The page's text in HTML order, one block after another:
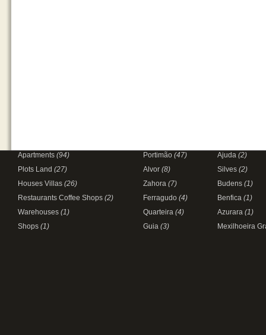
Apartments (94)
Plots Land (27)
Houses Villas (26)
Restaurants Coffee Shops (2)
Warehouses (1)
Shops (1)
Portimão (47)
Alvor (8)
Zahora (7)
Ferragudo (4)
Quarteira (4)
Guia (3)
Ajuda (2)
Silves (2)
Budens (1)
Benfica (1)
Azurara (1)
Mexilhoeira